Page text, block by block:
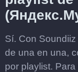
Sí. Con
de una en una,
por playlist.